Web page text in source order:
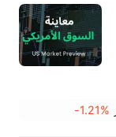
-1.21%